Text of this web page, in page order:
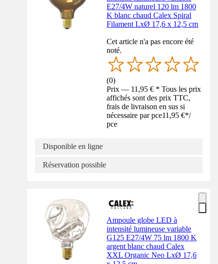
E27/4W naturel 120 lm 1800
K blanc chaud Calex Spiral
Filament LxØ 17,6 x 12,5 cm
Cet article n'a pas encore été
noté.
(0)
Prix — 11,95 € * Tous les prix
affichés sont des prix TTC,
frais de livraison en sus si
nécessaire par pce11,95 €*/
pce
Disponible en ligne
Réservation possible
Ampoule globe LED à
intensité lumineuse variable
G125 E27/4W 75 lm 1800 K
argent blanc chaud Calex
XXL Organic Neo LxØ 17,6